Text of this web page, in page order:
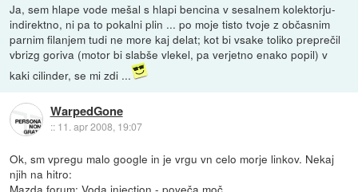
Ja, sem hlape vode mešal s hlapi bencina v sesalnem kolektorju-
indirektno, ni pa to pokalni plin ... po moje tisto tvoje z občasnim
parnim filanjem tudi ne more kaj delat; kot bi vsake toliko preprečil
vbrizg goriva (motor bi slabše vlekel, pa verjetno enako popil) v
kaki cilinder, se mi zdi ...
WarpedGone
:: 11. apr 2008, 19:07
Ok, sm vpregu malo google in je vrgu vn celo morje linkov. Nekaj
njih na hitro: